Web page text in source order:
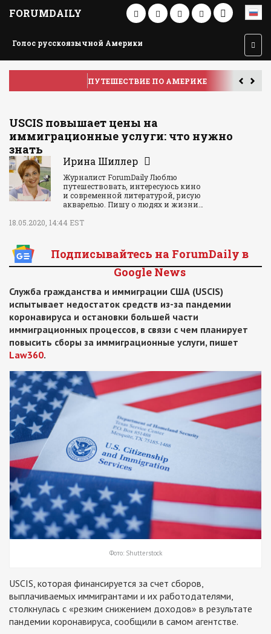
FORUMDAILY
Голос русскоязычной Америки
ПУТЕШЕСТВИЕ ПО АМЕРИКЕ
USCIS повышает цены на
иммиграционные услуги: что нужно
знать
Ирина Шиллер
Журналист ForumDaily Люблю
путешествовать, интересуюсь кино
и современной литературой, рисую
акварелью. Пишу о людях и жизни…
18.05.2020, 14:44 EST
Подписывайтесь на ForumDaily в
Google News
Служба гражданства и иммиграции США (USCIS)
испытывает недостаток средств из-за пандемии
коронавируса и остановки большей части
иммиграционных процессов, в связи с чем планирует
повысить сборы за иммиграционные услуги, пишет
Law360.
Фото: Shutterstock
USCIS, которая финансируется за счет сборов,
выплачиваемых иммигрантами и их работодателями,
столкнулась с «резким снижением доходов» в результате
пандемии коронавируса, сообщили в самом агентстве.